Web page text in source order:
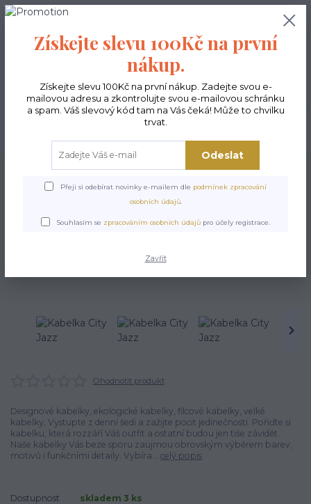
0,00 Kč
Kabelky ekologické Kabelky velké Kabelky City sv.šedé
Kabelka City Jazz
Ohodnotit produkt
Designové kabelky, ekologické kabelky, filcové kabelky, velké
kabelky, Vystupte z denní šedi a zažijte pocit jedinečnosti. Pořiďte si
kabelku, která rozzáří Váš outfit a ostatní budou jen tiše závidět.
Naše kabelky Vás beze sporu zaujmou obrovským výběrem barev,
motivů i funkčními detaily. Vybíra... celý popis
Dostupnost skladem 3 ks
Získejte slevu 100Kč na první
nákup.
Získejte slevu 100Kč na první nákup. Zadejte svou e-
mailovou adresu a zkontrolujte svou e-mailovou schránku
a spam. Váš slevový kód tam na Vás čeká! Může to chvilku
trvat.
Odeslat
Přeji si odebírat novinky e-mailem dle podmínek zpracování
osobních údajů.
Souhlasím se zpracováním osobních údajů pro účely registrace.
Zavřít